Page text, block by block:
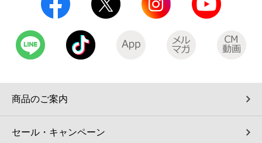
学び・教育
宅配ロッカー（店舗限定）
自転車シェアリング（店舗限定）
モバイルWi-Fiバッテリーシェアリング（店舗限定）
荷物預かりサービス「ecbocloakエクボクローク」（店舗限定）
セブン-イレブンの横顔
セブン-イレブンの歴史
商品のご案内
セール・キャンペーン